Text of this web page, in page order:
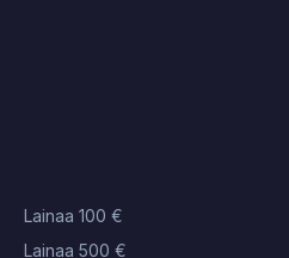
Lainaa 100 €
Lainaa 500 €